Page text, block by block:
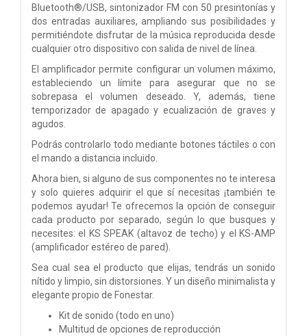
Bluetooth®/USB, sintonizador FM con 50 presintonías y
dos entradas auxiliares, ampliando sus posibilidades y
permitiéndote disfrutar de la música reproducida desde
cualquier otro dispositivo con salida de nivel de línea.
El amplificador permite configurar un volumen máximo,
estableciendo un límite para asegurar que no se
sobrepasa el volumen deseado. Y, además, tiene
temporizador de apagado y ecualización de graves y
agudos.
Podrás controlarlo todo mediante botones táctiles o con
el mando a distancia incluido.
Ahora bien, si alguno de sus componentes no te interesa
y solo quieres adquirir el que sí necesitas ¡también te
podemos ayudar! Te ofrecemos la opción de conseguir
cada producto por separado, según lo que busques y
necesites: el KS SPEAK (altavoz de techo) y el KS-AMP
(amplificador estéreo de pared).
Sea cual sea el producto que elijas, tendrás un sonido
nítido y limpio, sin distorsiones. Y un diseño minimalista y
elegante propio de Fonestar.
Kit de sonido (todo en uno)
Multitud de opciones de reproducción